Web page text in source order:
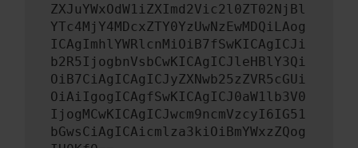
ZXJuYWxOdW1iZXImd2Vic2l0ZT02NjBl
YTc4MjY4MDcxZTY0YzUwNzEwMDQiLAog
ICAgImhlYWRlcnMiOiB7fSwKICAgICJi
b2R5IjogbnVsbCwKICAgICJleHBlY3Qi
OiB7CiAgICAgICJyZXNwb25zZVR5cGUi
OiAiIgogICAgfSwKICAgICJ0aW1lb3V0
IjogMCwKICAgICJwcm9ncmVzcyI6IG51
bGwsCiAgICAicmlza3kiOiBmYWxzZQog